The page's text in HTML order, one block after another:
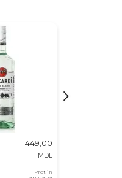
449,00
MDL
Pret in